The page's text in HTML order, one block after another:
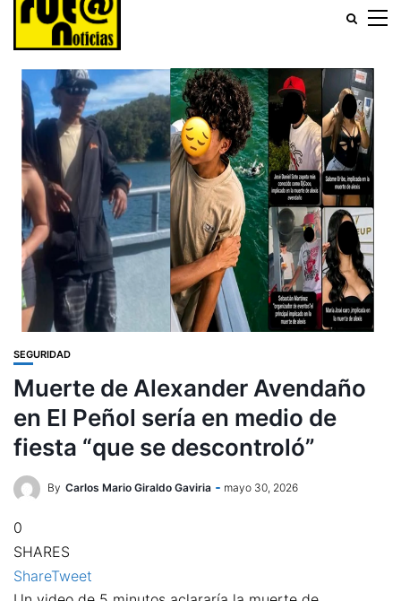
SEGURIDAD
Muerte de Alexander Avendaño
en El Peñol sería en medio de
fiesta “que se descontroló”
By Carlos Mario Giraldo Gaviria mayo 30, 2026
0
SHARES
ShareTweet